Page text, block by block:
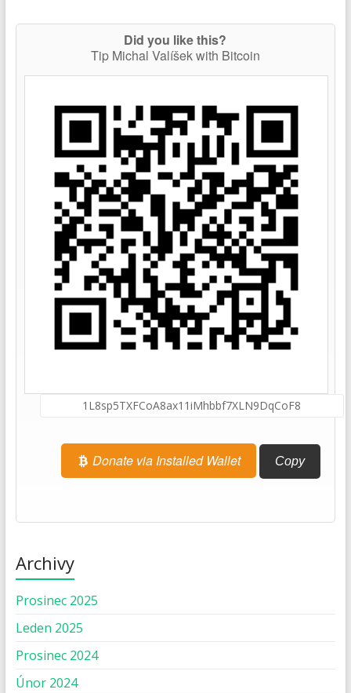
Did you like this?
Tip Michal Valíšek with Bitcoin
Donate via Installed Wallet Copy
Archivy
Prosinec 2025
Leden 2025
Prosinec 2024
Únor 2024